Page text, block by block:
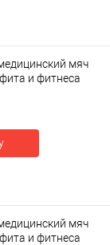
мяч
и фитнеса
мяч
и фитнеса